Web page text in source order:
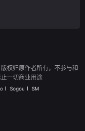
权归原作者所有，不参与和
一切商业用途
Sogou SM